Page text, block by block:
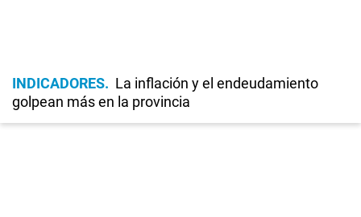
INDICADORES
La inflación y el endeudamiento
golpean más en la provincia